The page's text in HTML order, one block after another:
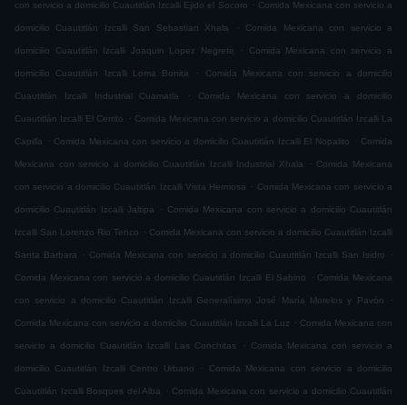
con servicio a domicilio Cuautitlán Izcalli Ejido el Socoro . Comida Mexicana con servicio a
domicilio Cuautitlán Izcalli San Sebastian Xhala . Comida Mexicana con servicio a
domicilio Cuautitlán Izcalli Joaquin Lopez Negrete . Comida Mexicana con servicio a
domicilio Cuautitlán Izcalli Loma Bonita . Comida Mexicana con servicio a domicilio
Cuautitlán Izcalli Industrial Cuamatla . Comida Mexicana con servicio a domicilio
Cuautitlán Izcalli El Cerrito . Comida Mexicana con servicio a domicilio Cuautitlán Izcalli La
Capilla . Comida Mexicana con servicio a domicilio Cuautitlán Izcalli El Nopalito . Comida
Mexicana con servicio a domicilio Cuautitlán Izcalli Industrial Xhala . Comida Mexicana
con servicio a domicilio Cuautitlán Izcalli Vista Hermosa . Comida Mexicana con servicio a
domicilio Cuautitlán Izcalli Jaltipa . Comida Mexicana con servicio a domicilio Cuautitlán
Izcalli San Lorenzo Rio Tenco . Comida Mexicana con servicio a domicilio Cuautitlán Izcalli
Santa Barbara . Comida Mexicana con servicio a domicilio Cuautitlán Izcalli San Isidro .
Comida Mexicana con servicio a domicilio Cuautitlán Izcalli El Sabino . Comida Mexicana
con servicio a domicilio Cuautitlán Izcalli Generalísimo José María Morelos y Pavón .
Comida Mexicana con servicio a domicilio Cuautitlán Izcalli La Luz . Comida Mexicana con
servicio a domicilio Cuautitlán Izcalli Las Conchitas . Comida Mexicana con servicio a
domicilio Cuautitlán Izcalli Centro Urbano . Comida Mexicana con servicio a domicilio
Cuautitlán Izcalli Bosques del Alba . Comida Mexicana con servicio a domicilio Cuautitlán